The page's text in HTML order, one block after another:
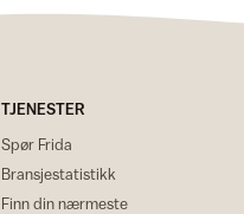
TJENESTER
Spør Frida
Bransjestatistikk
Finn din nærmeste